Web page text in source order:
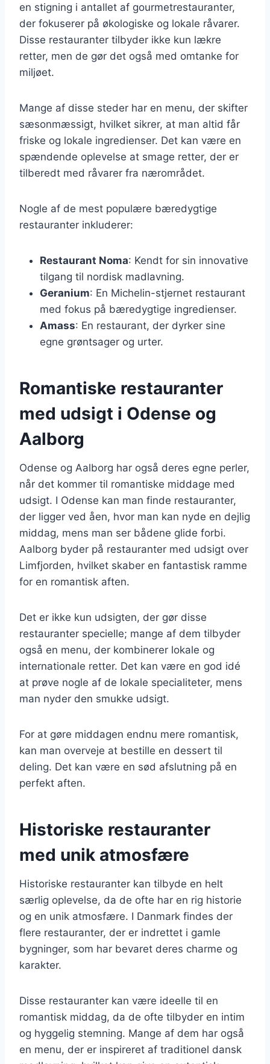
en stigning i antallet af gourmetrestauranter,
der fokuserer på økologiske og lokale råvarer.
Disse restauranter tilbyder ikke kun lækre
retter, men de gør det også med omtanke for
miljøet.
Mange af disse steder har en menu, der skifter
sæsonmæssigt, hvilket sikrer, at man altid får
friske og lokale ingredienser. Det kan være en
spændende oplevelse at smage retter, der er
tilberedt med råvarer fra nærområdet.
Nogle af de mest populære bæredygtige
restauranter inkluderer:
Restaurant Noma: Kendt for sin innovative
tilgang til nordisk madlavning.
Geranium: En Michelin-stjernet restaurant
med fokus på bæredygtige ingredienser.
Amass: En restaurant, der dyrker sine
egne grøntsager og urter.
Romantiske restauranter
med udsigt i Odense og
Aalborg
Odense og Aalborg har også deres egne perler,
når det kommer til romantiske middage med
udsigt. I Odense kan man finde restauranter,
der ligger ved åen, hvor man kan nyde en dejlig
middag, mens man ser bådene glide forbi.
Aalborg byder på restauranter med udsigt over
Limfjorden, hvilket skaber en fantastisk ramme
for en romantisk aften.
Det er ikke kun udsigten, der gør disse
restauranter specielle; mange af dem tilbyder
også en menu, der kombinerer lokale og
internationale retter. Det kan være en god idé
at prøve nogle af de lokale specialiteter, mens
man nyder den smukke udsigt.
For at gøre middagen endnu mere romantisk,
kan man overveje at bestille en dessert til
deling. Det kan være en sød afslutning på en
perfekt aften.
Historiske restauranter
med unik atmosfære
Historiske restauranter kan tilbyde en helt
særlig oplevelse, da de ofte har en rig historie
og en unik atmosfære. I Danmark findes der
flere restauranter, der er indrettet i gamle
bygninger, som har bevaret deres charme og
karakter.
Disse restauranter kan være ideelle til en
romantisk middag, da de ofte tilbyder en intim
og hyggelig stemning. Mange af dem har også
en menu, der er inspireret af traditionel dansk